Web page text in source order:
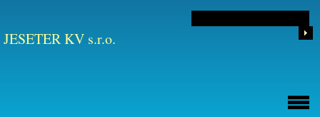
JESETER KV s.r.o.